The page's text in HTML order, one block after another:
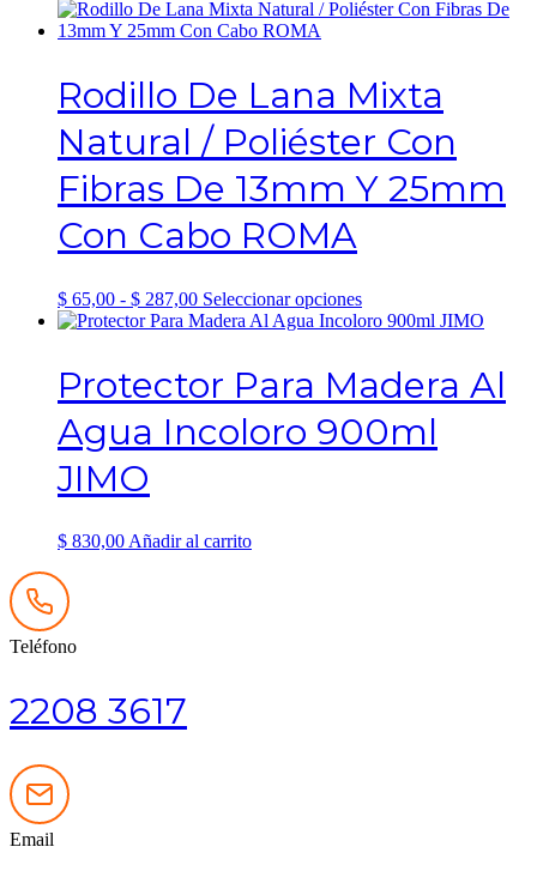
en
producto
de
precios:
hasta
$ 4.034,00
producto
Las
opciones
se
pueden
elegir
en
Rodillo De Lana Mixta
Natural / Poliéster Con
Fibras De 13mm Y 25mm
Con Cabo ROMA
$ 65,00 - $ 287,00Rango
de
$ 65,00
hasta
$ 287,00
Seleccionar opcionesEste
producto
variantes.
Las
opciones
se
Protector Para Madera Al
Agua Incoloro 900ml
JIMO
$ 830,00Añadir al carrito
Teléfono
2208 3617
Email